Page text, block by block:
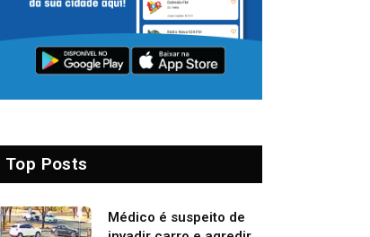
Top Posts
Médico é suspeito de